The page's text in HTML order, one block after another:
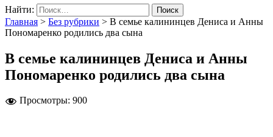
Найти:
Главная > Без рубрики > В семье калининцев Дениса и Анны
Пономаренко родились два сына
В семье калининцев Дениса и Анны
Пономаренко родились два сына
Просмотры: 900